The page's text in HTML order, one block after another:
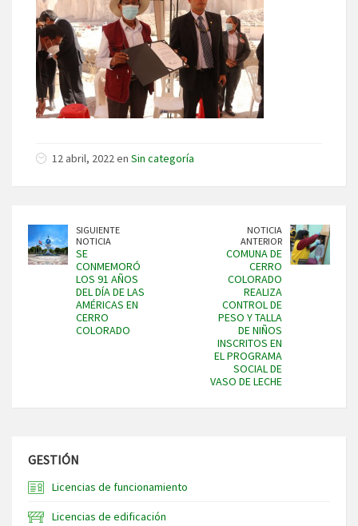
12 abril, 2022 en Sin categoría
SIGUIENTE
NOTICIA
SE
CONMEMORÓ
LOS 91 AÑOS
DEL DÍA DE LAS
AMÉRICAS EN
CERRO
COLORADO
NOTICIA
ANTERIOR
COMUNA DE
CERRO
COLORADO
REALIZA
CONTROL DE
PESO Y TALLA
DE NIÑOS
INSCRITOS EN
EL PROGRAMA
SOCIAL DE
VASO DE LECHE
GESTIÓN
Licencias de funcionamiento
Licencias de edificación